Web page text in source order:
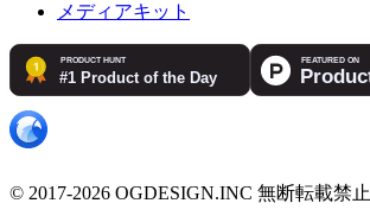
メディアキット
© 2017-2026 OGDESIGN.INC 無断転載禁止